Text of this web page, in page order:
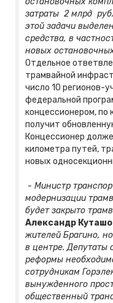
затраты 2 млрд
этой задачи
средства, в
новых
Отдельное
трамвайной
число 10 регионов-
федеральной
концессионером, по
получит
Концессионер
километра путей,
новых
- Министр
модернизации
будет закрыто
Александр
жителей Брагино,
в центре. Депутаты
реформы
сотрудникам
вынужденного
общественный